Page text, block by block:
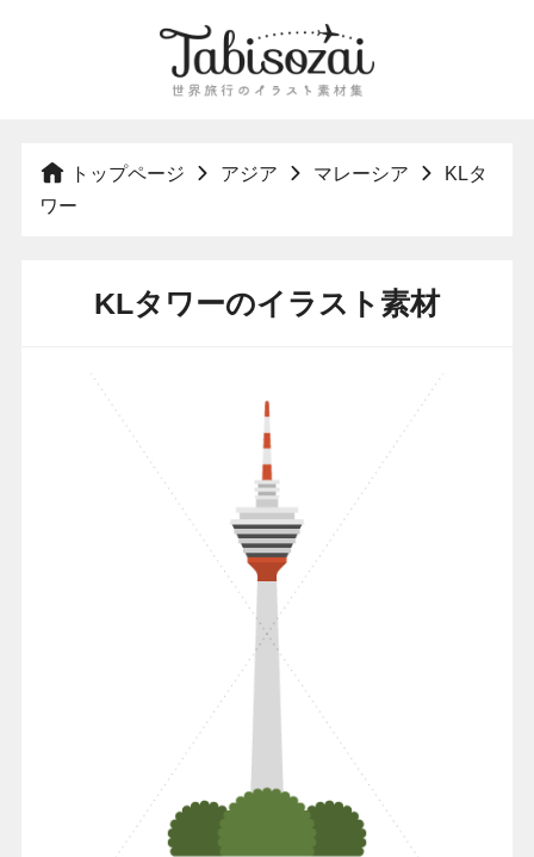
トップページ アジア マレーシア
KLタ
ワー
KLタワーのイラスト素材